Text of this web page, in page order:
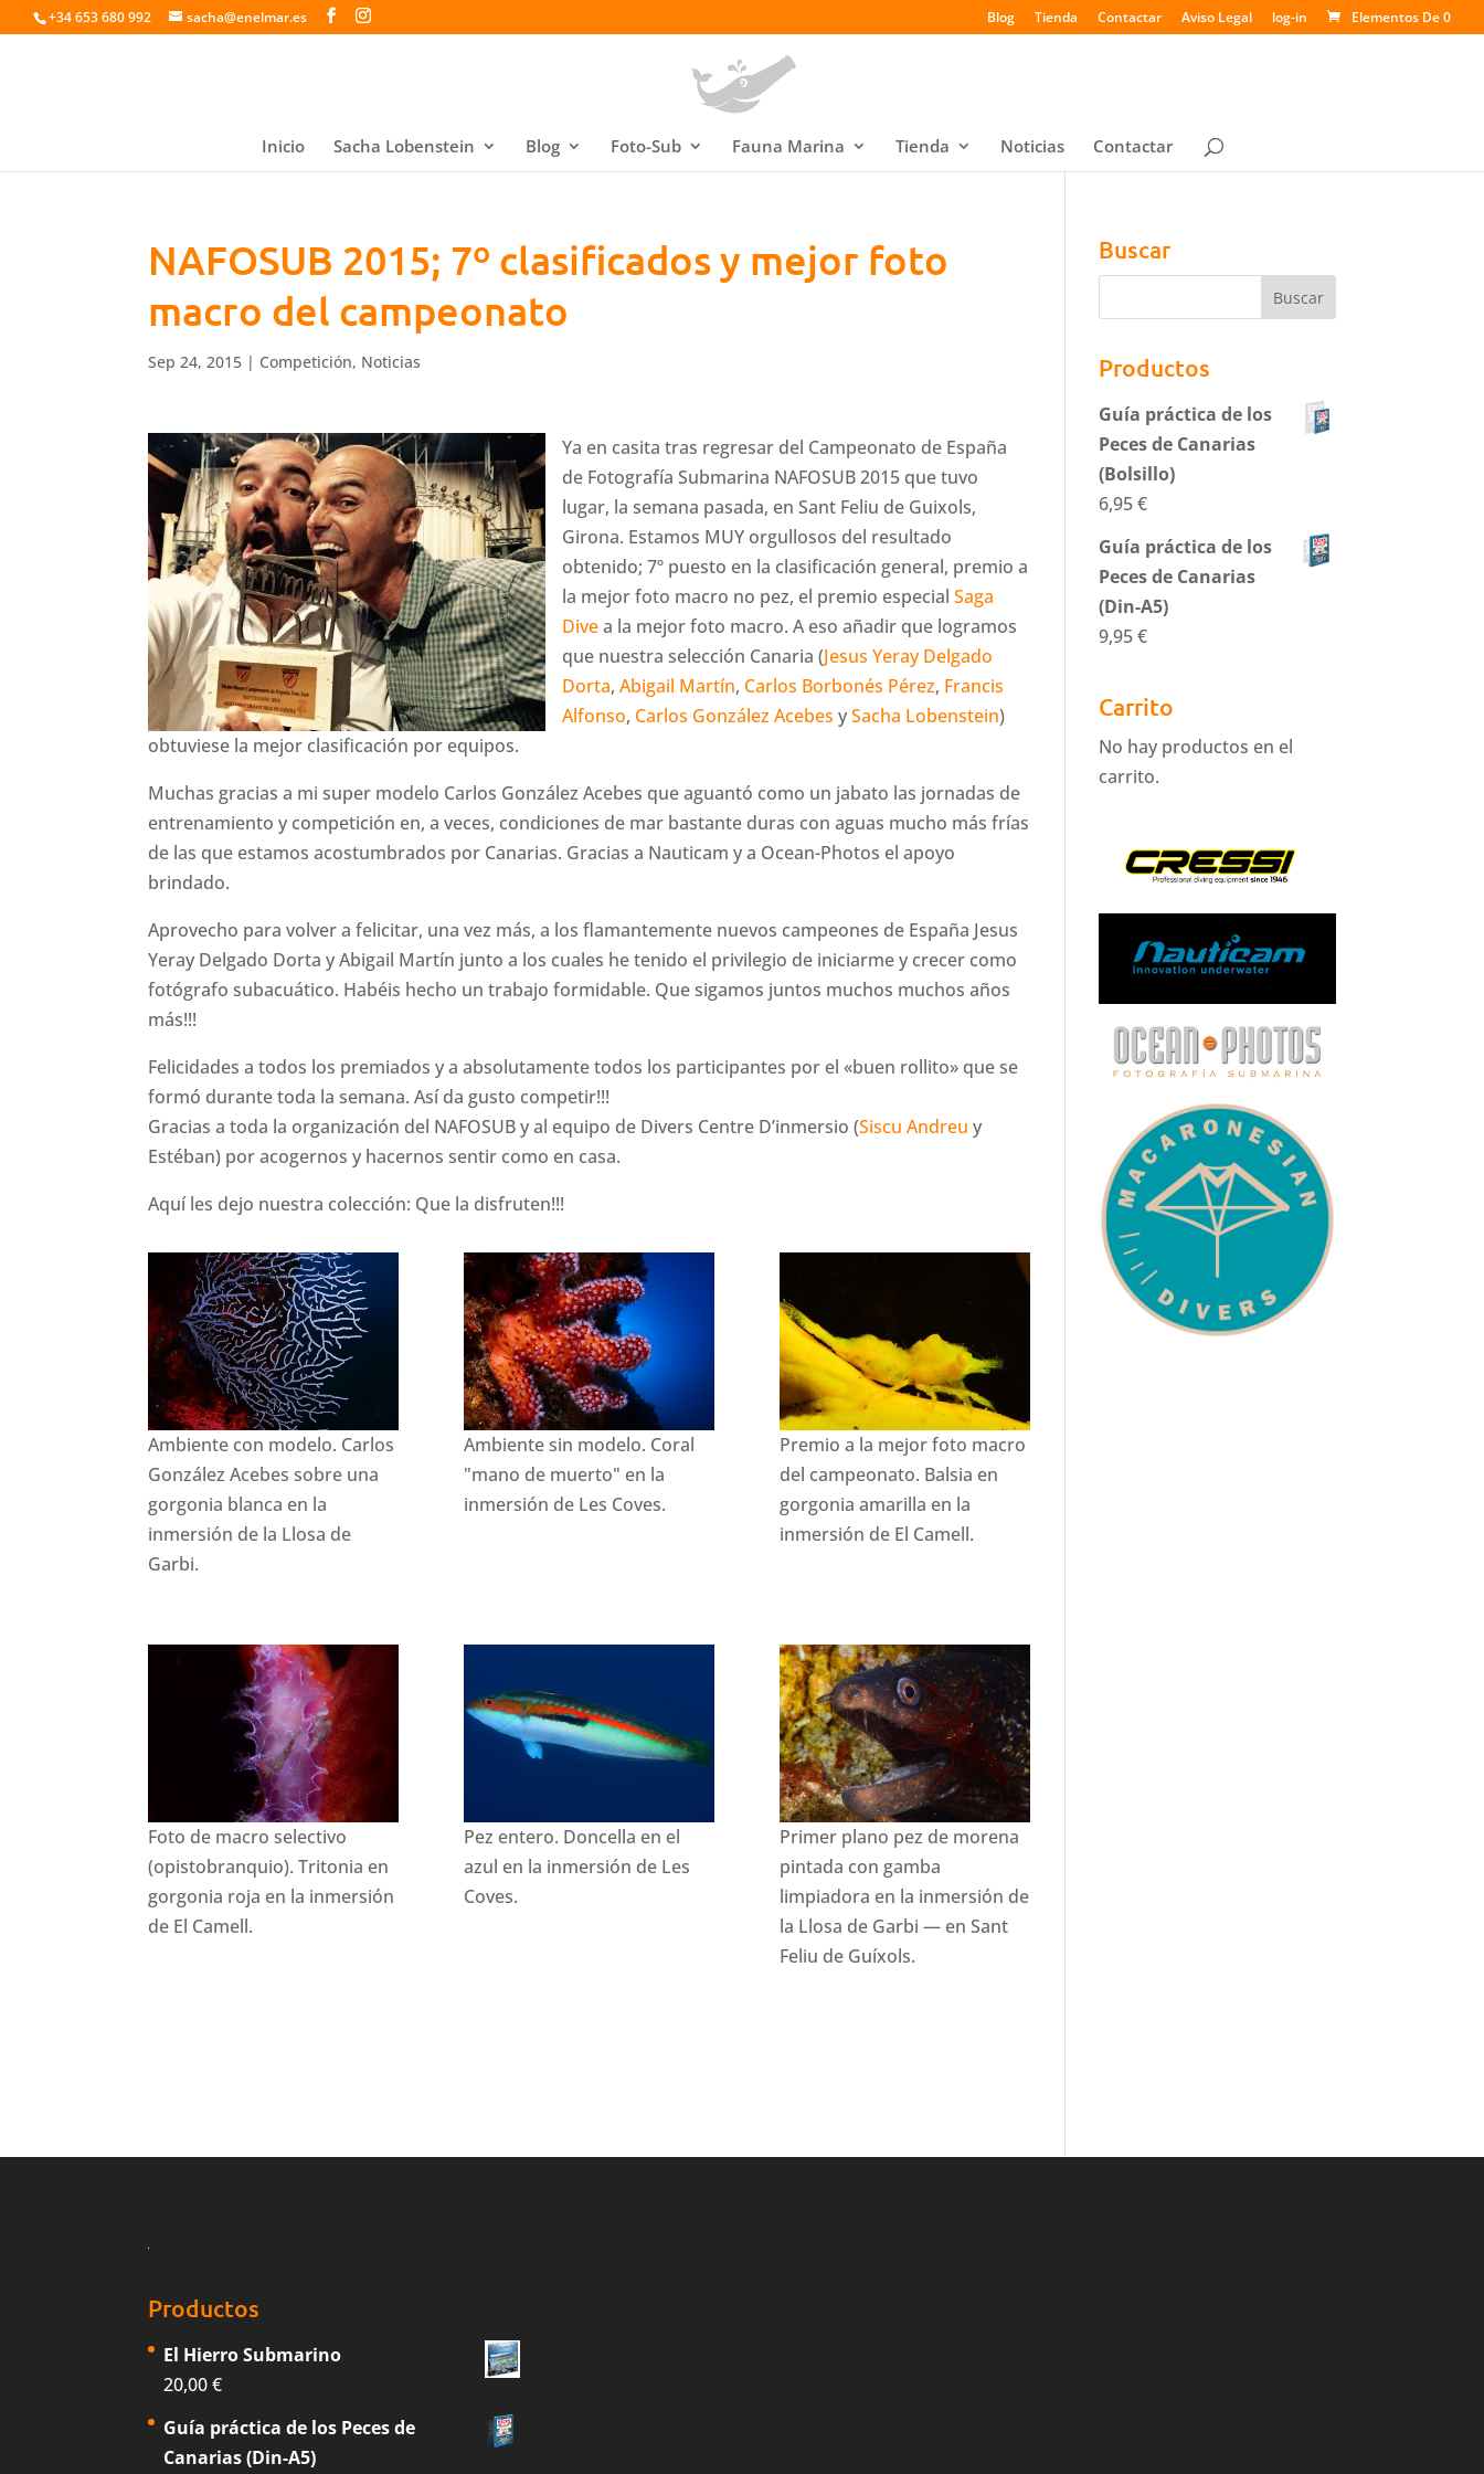
+34 653 680 992 sacha@enelmar.es Blog Tienda Contactar Aviso Legal log-in Elementos De 0
Inicio Sacha Lobenstein Blog Foto-Sub Fauna Marina Tienda Noticias Contactar
NAFOSUB 2015; 7º clasificados y mejor foto
macro del campeonato
Sep 24, 2015 | Competición, Noticias
Ya en casita tras regresar del Campeonato de España
de Fotografía Submarina NAFOSUB 2015 que tuvo
lugar, la semana pasada, en Sant Feliu de Guixols,
Girona. Estamos MUY orgullosos del resultado
obtenido; 7º puesto en la clasificación general, premio a
la mejor foto macro no pez, el premio especialSaga
Divea la mejor foto macro. A eso añadir que logramos
que nuestra selección Canaria (Jesus Yeray Delgado
Dorta,Abigail Martín, Carlos Borbonés Pérez, Francis
Alfonso, Carlos González Acebes ySacha Lobenstein)
obtuviese la mejor clasificación por equipos.
Muchas gracias a mi super modelo Carlos González Acebes que aguantó como un jabato las jornadas de
entrenamiento y competición en, a veces, condiciones de mar bastante duras con aguas mucho más frías
de las que estamos acostumbrados por Canarias. Gracias a Nauticam y a Ocean-Photos el apoyo
brindado.
Aprovecho para volver a felicitar, una vez más, a los flamantemente nuevos campeones de España Jesus
Yeray Delgado Dorta y Abigail Martín junto a los cuales he tenido el privilegio de iniciarme y crecer como
fotógrafo subacuático. Habéis hecho un trabajo formidable. Que sigamos juntos muchos muchos años
más!!!
Felicidades a todos los premiados y a absolutamente todos los participantes por el «buen rollito» que se
formó durante toda la semana. Así da gusto competir!!!
Gracias a toda la organización del NAFOSUB y al equipo de Divers Centre D’inmersio (Siscu Andreu y
Estéban) por acogernos y hacernos sentir como en casa.
Aquí les dejo nuestra colección: Que la disfruten!!!
Ambiente con modelo. Carlos
González Acebes sobre una
gorgonia blanca en la
inmersión de la Llosa de
Garbi.
Ambiente sin modelo. Coral
"mano de muerto" en la
inmersión de Les Coves.
Premio a la mejor foto macro
del campeonato. Balsia en
gorgonia amarilla en la
inmersión de El Camell.
Foto de macro selectivo
(opistobranquio). Tritonia en
gorgonia roja en la inmersión
de El Camell.
Pez entero. Doncella en el
azul en la inmersión de Les
Coves.
Primer plano pez de morena
pintada con gamba
limpiadora en la inmersión de
la Llosa de Garbi — en Sant
Feliu de Guíxols.
Buscar
Productos
Guía práctica de los
Peces de Canarias
(Bolsillo)
6,95€
Guía práctica de los
Peces de Canarias
(Din-A5)
9,95€
Carrito
No hay productos en el
carrito.
Productos
El Hierro Submarino
20,00€
Guía práctica de los Peces de
Canarias (Din-A5)